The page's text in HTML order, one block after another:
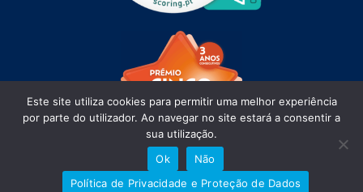
Este site utiliza cookies para permitir uma melhor experiência
por parte do utilizador. Ao navegar no site estará a consentir a
sua utilização.
Ok
Não
Política de Privacidade e Proteção de Dados